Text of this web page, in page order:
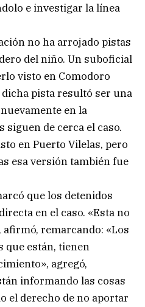
e investigar la línea
no ha arrojado pistas
del niño. Un suboficial
visto en Comodoro
pista resultó ser una
en la
de cerca el caso.
en Puerto Vilelas, pero
esa versión también fue
que los detenidos
en el caso. «Esta no
remarcando: «Los
que están, tienen
agregó,
informando las cosas
el derecho de no aportar